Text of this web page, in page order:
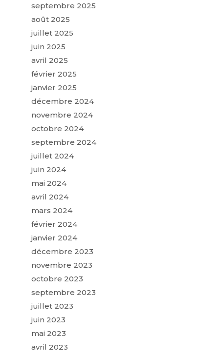
septembre 2025
août 2025
juillet 2025
juin 2025
avril 2025
février 2025
janvier 2025
décembre 2024
novembre 2024
octobre 2024
septembre 2024
juillet 2024
juin 2024
mai 2024
avril 2024
mars 2024
février 2024
janvier 2024
décembre 2023
novembre 2023
octobre 2023
septembre 2023
juillet 2023
juin 2023
mai 2023
avril 2023